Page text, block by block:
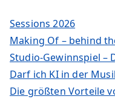
Sessions 2026
Making Of – behind
Studio-Gewinnspiel –
Darf ich KI in der
Die größten Vorteile